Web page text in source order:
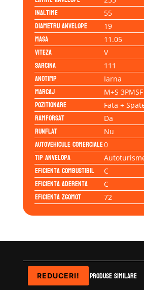
Inaltime 55
Diametru anvelope 19
Masa 11.05
Viteza V
Sarcina 111
Anotimp Iarna
Marcaj M+S 3PMSF
Pozitionare Fata +
Ramforsat Da
Runflat Nu
Autovehicule comerciale0
Tip anvelopa
Eficienta Combustibil C
Eficienta Aderenta C
Eficienta Zgomot 72
Produse similare
REDUCERI!
REDUCERI!
REDUCERI!
REDUCERI!